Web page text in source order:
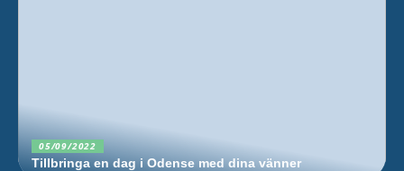
05/09/2022
Tillbringa en dag i Odense med dina vänner